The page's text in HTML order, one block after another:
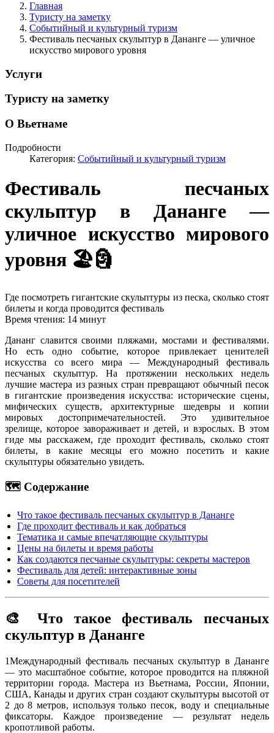
Главная
Туристу на заметку
Событийный и культурный туризм
Фестиваль песчаных скульптур в Дананге — уличное
искусство мирового уровня
Услуги
Туристу на заметку
О Вьетнаме
Подробности
Категория: Событийный и культурный туризм
Фестиваль песчаных
скульптур в Дананге —
уличное искусство мирового
уровня 🏖️🗿
Где посмотреть гигантские скульптуры из песка, сколько стоят
билеты и когда проводится фестиваль
Время чтения: 14 минут
Дананг славится своими пляжами, мостами и фестивалями.
Но есть одно событие, которое привлекает ценителей
искусства со всего мира — Международный фестиваль
песчаных скульптур. На протяжении нескольких недель
лучшие мастера из разных стран превращают обычный песок
в гигантские произведения искусства: исторические сцены,
мифических существ, архитектурные шедевры и копии
мировых достопримечательностей. Это удивительное
зрелище, которое завораживает и детей, и взрослых. В этом
гиде мы расскажем, где проходит фестиваль, сколько стоят
билеты, в какие месяцы его можно посетить и какие
скульптуры обязательно увидеть.
🗺️ Содержание
Что такое фестиваль песчаных скульптур в Дананге
Где проходит фестиваль и как добраться
Тематика и самые впечатляющие скульптуры
Цены на билеты и время работы
Как создаются песчаные скульптуры: секреты мастеров
Фестиваль для детей: интерактивные зоны
Советы для посетителей
🎨 Что такое фестиваль песчаных
скульптур в Дананге
1Международный фестиваль песчаных скульптур в Дананге
— это масштабное событие, которое проводится на пляжной
территории города. Мастера из Вьетнама, России, Японии,
США, Канады и других стран создают скульптуры высотой от
2 до 8 метров, используя только песок, воду и специальные
фиксаторы. Каждое произведение — результат недель
кропотливой работы.